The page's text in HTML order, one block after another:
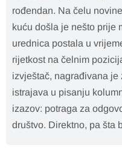
rođendan. Na čelu
kuću došla je nešto prije
urednica postala u
rijetkost na čelnim
izvještač, nagrađivana je
istrajava u pisanju
izazov: potraga za
društvo. Direktno, pa šta